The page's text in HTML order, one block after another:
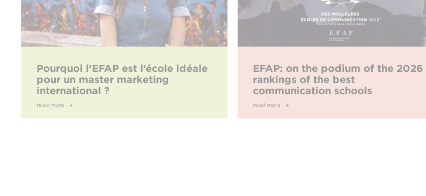
Pourquoi l’EFAP est l’école idéale
pour un master marketing
international ?
read more
EFAP: on the podium of the 2026
rankings of the best
communication schools
read more